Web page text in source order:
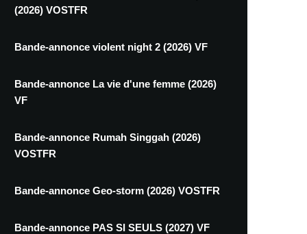
(2026) VOSTFR
Bande-annonce violent night 2 (2026) VF
Bande-annonce La vie d'une femme (2026)
VF
Bande-annonce Rumah Singgah (2026)
VOSTFR
Bande-annonce Geo-storm (2026) VOSTFR
Bande-annonce PAS SI SEULS (2027) VF